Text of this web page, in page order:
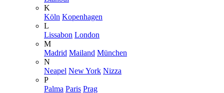
K
Köln Kopenhagen
L
Lissabon London
M
Madrid Mailand München
N
Neapel New York Nizza
P
Palma Paris Prag